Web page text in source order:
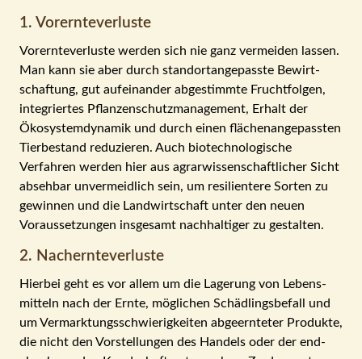
1. Vorernte­verluste
Vorernte­verluste werden sich nie ganz vermeiden lassen.
Man kann sie aber durch stand­ort­an­ge­passte Be­wirt­
schaf­tung, gut aufeinander abge­stimmte Frucht­folgen,
integriertes Pflanzen­schutz­manage­ment, Erhalt der
Ökosystem­dynamik und durch einen flächen­an­ge­passten
Tier­bestand reduzieren. Auch bio­techno­lo­gische
Verfahren werden hier aus agrar­wissen­schaft­licher Sicht
ab­seh­bar un­vermeidlich sein, um resilientere Sorten zu
ge­winnen und die Land­wirt­schaft unter den neuen
Voraus­setzungen insgesamt nach­haltiger zu gestalten.
2. Nach­ernte­verluste
Hierbei geht es vor allem um die Lagerung von Lebens­
mitteln nach der Ernte, möglichen Schäd­lings­befall und
um Vermarktungs­schwierig­keiten abge­ernteter Pro­dukte,
die nicht den Vor­stellungen des Handels oder der end­